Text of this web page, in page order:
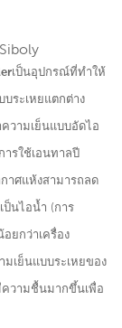
เป็นอุปกรณ์ที่ทำให้
บระเหยแตกต่าง
วามเย็นแบบอัดไอ
รใช้เอนทาลปี
าศแห้งสามารถลด
ป็นไอน้ำ (การ
ยกว่าเครื่อง
เย็นแบบระเหยของ
ความชื้นมากขึ้นเพื่อ